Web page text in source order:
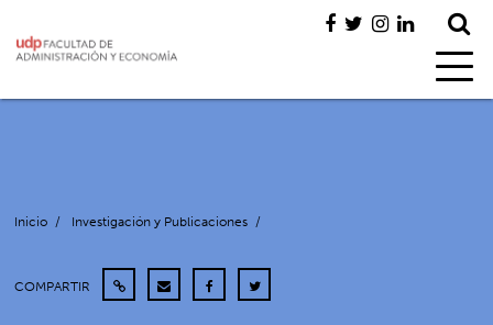
Inicio / Investigación y Publicaciones /
COMPARTIR